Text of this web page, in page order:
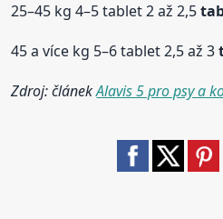
25–45 kg 4–5 tablet 2 až 2,5
45 a více kg 5–6 tablet 2,5 až 3
Zdroj: článekAlavis 5 pro psy a